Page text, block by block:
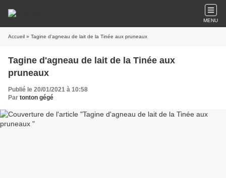
MENU
Accueil » Tagine d'agneau de lait de la Tinée aux pruneaux
Tagine d'agneau de lait de la Tinée aux
pruneaux
Publié le 20/01/2021 à 10:58
Par tonton gégé